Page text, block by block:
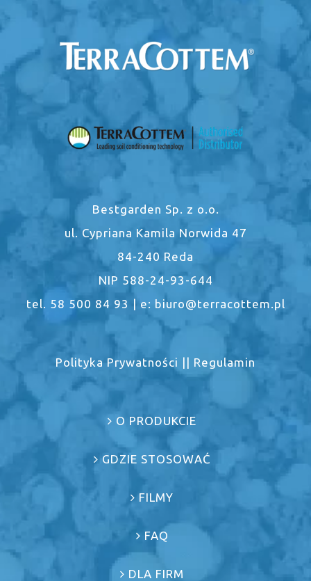
Bestgarden Sp. z o.o.
ul. Cypriana Kamila Norwida 47
84-240 Reda
NIP 588-24-93-644
tel. 58 500 84 93 | e: biuro@terracottem.pl
Polityka Prywatności || Regulamin
O PRODUKCIE
GDZIE STOSOWAĆ
FILMY
FAQ
DLA FIRM